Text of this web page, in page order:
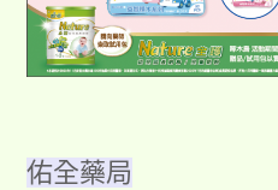
佑全藥局